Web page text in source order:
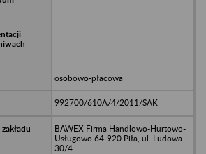
osobowo-płacowa
992700/610A/4/2011/SAK
BAWEX Firma Handlowo-Hurtowo-
Usługowo 64-920 Piła, ul. Ludowa
30/4.